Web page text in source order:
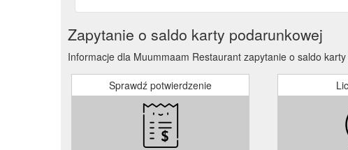
Zapytanie o saldo karty podarunkowej
Informacje dla Muummaam Restaurant zapytanie o saldo
Sprawdź potwierdzenie